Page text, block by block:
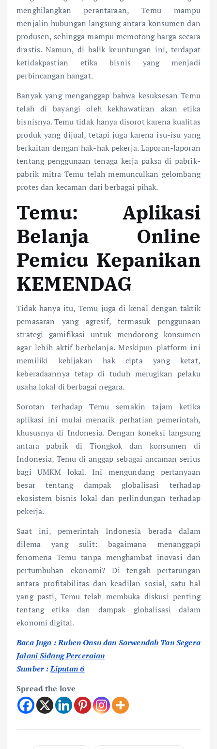
menghilangkan perantaraan, Temu mampu
menjalin hubungan langsung antara konsumen dan
produsen, sehingga mampu memotong harga secara
drastis. Namun, di balik keuntungan ini, terdapat
ketidakpastian etika bisnis yang menjadi
perbincangan hangat.
Banyak yang menganggap bahwa kesuksesan Temu
telah di bayangi oleh kekhawatiran akan etika
bisnisnya. Temu tidak hanya disorot karena kualitas
produk yang dijual, tetapi juga karena isu-isu yang
berkaitan dengan hak-hak pekerja. Laporan-laporan
tentang penggunaan tenaga kerja paksa di pabrik-
pabrik mitra Temu telah memunculkan gelombang
protes dan kecaman dari berbagai pihak.
Temu: Aplikasi
Belanja Online
Pemicu Kepanikan
KEMENDAG
Tidak hanya itu, Temu juga di kenal dengan taktik
pemasaran yang agresif, termasuk penggunaan
strategi gamifikasi untuk mendorong konsumen
agar lebih aktif berbelanja. Meskipun platform ini
memiliki kebijakan hak cipta yang ketat,
keberadaannya tetap di tuduh merugikan pelaku
usaha lokal di berbagai negara.
Sorotan terhadap Temu semakin tajam ketika
aplikasi ini mulai menarik perhatian pemerintah,
khususnya di Indonesia. Dengan koneksi langsung
antara pabrik di Tiongkok dan konsumen di
Indonesia, Temu di anggap sebagai ancaman serius
bagi UMKM lokal. Ini mengundang pertanyaan
besar tentang dampak globalisasi terhadap
ekosistem bisnis lokal dan perlindungan terhadap
pekerja.
Saat ini, pemerintah Indonesia berada dalam
dilema yang sulit: bagaimana menanggapi
fenomena Temu tanpa menghambat inovasi dan
pertumbuhan ekonomi? Di tengah pertarungan
antara profitabilitas dan keadilan sosial, satu hal
yang pasti, Temu telah membuka diskusi penting
tentang etika dan dampak globalisasi dalam
ekonomi digital.
Baca Juga :Ruben Onsu dan Sarwendah Tan Segera
Jalani Sidang Perceraian
Sumber :Liputan 6
Spread the love